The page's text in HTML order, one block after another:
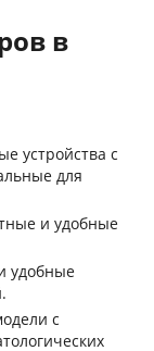
в
устройства с
для
и удобные
удобные
с